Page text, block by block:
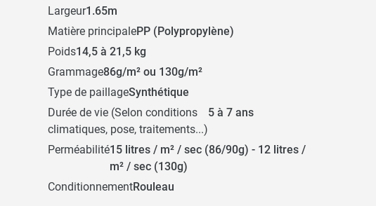
Largeur1.65m
Matière principalePP (Polypropylène)
Poids14,5 à 21,5 kg
Grammage86g/m² ou 130g/m²
Type de paillageSynthétique
Durée de vie (Selon conditions
climatiques, pose, traitements...)
5 à 7 ans
Perméabilité15 litres / m² / sec (86/90g) - 12 litres /
m² / sec (130g)
ConditionnementRouleau